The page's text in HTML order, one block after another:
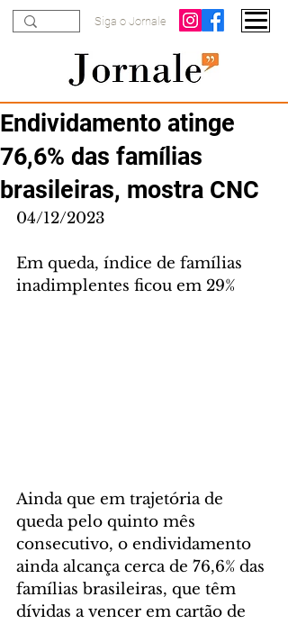
Siga o Jornale
Endividamento atinge
76,6% das famílias
brasileiras, mostra CNC
04/12/2023
Em queda, índice de famílias
inadimplentes ficou em 29%
Ainda que em trajetória de
queda pelo quinto mês
consecutivo, o endividamento
ainda alcança cerca de 76,6% das
famílias brasileiras, que têm
dívidas a vencer em cartão de